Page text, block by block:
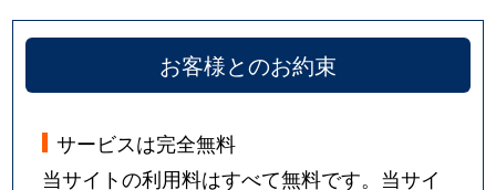
お客様とのお約束
サービスは完全無料
当サイトの利用料はすべて無料です。当サイ